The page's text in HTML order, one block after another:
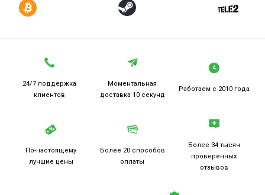
24/7 поддержка
клиентов
Моментальная
доставка 10 секунд
Работаем с 2010 года
По-настоящему
лучшие цены
Более 20 способов
оплаты
Более 34 тысяч
проверенных
отзывов